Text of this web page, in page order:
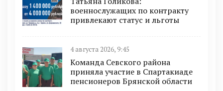
военнослужащих по контракту
привлекают статус и льготы
4 августа 2026, 9:45
Команда Севского района
приняла участие в Спартакиаде
пенсионеров Брянской области